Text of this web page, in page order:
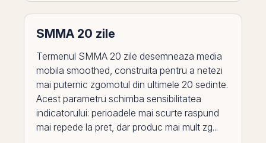
SMMA 20 zile
Termenul SMMA 20 zile desemneaza media
mobila smoothed, construita pentru a netezi
mai puternic zgomotul din ultimele 20 sedinte.
Acest parametru schimba sensibilitatea
indicatorului: perioadele mai scurte raspund
mai repede la pret, dar produc mai mult zg...